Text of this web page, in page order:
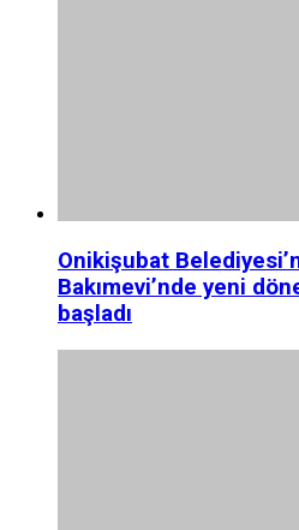
Onikişubat
Bakımevi’nde yeni
başladı